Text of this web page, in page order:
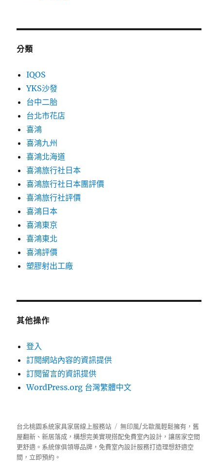
分類
IQOS
YKS沙發
台中二胎
台北市花店
喜鴻
喜鴻九州
喜鴻北海道
喜鴻旅行社日本
喜鴻旅行社日本團評價
喜鴻旅行社評價
喜鴻日本
喜鴻東京
喜鴻東北
喜鴻評價
塑膠射出工廠
其他操作
登入
訂閱網站內容的資訊提供
訂閱留言的資訊提供
WordPress.org 台灣繁體中文
台北桃園系統家具家居線上服務站
無印風/北歐風輕鬆擁有，舊
屋翻新、新居落成，構想完美實現搭配免費室內設計，讓居家空間
更舒適。 系統傢俱領導品牌，免費室內設計服務打造理想舒適空
間，立即預約。